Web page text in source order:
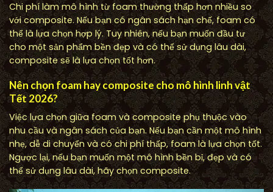
Chi phí làm mô hình từ foam thường thấp hơn nhiều so
với composite. Nếu bạn có ngân sách hạn chế, foam có
thể là lựa chọn hợp lý. Tuy nhiên, nếu bạn muốn đầu tư
cho một sản phẩm bền đẹp và có thể sử dụng lâu dài,
composite sẽ là lựa chọn tốt hơn.
Nên chọn foam hay composite cho mô hình linh vật
Tết 2026?
Việc lựa chọn giữa foam và composite phụ thuộc vào
nhu cầu và ngân sách của bạn. Nếu bạn cần một mô hình
nhẹ, dễ di chuyển và có chi phí thấp, foam là lựa chọn tốt.
Ngược lại, nếu bạn muốn một mô hình bền bỉ, đẹp và có
thể sử dụng lâu dài, hãy chọn composite.